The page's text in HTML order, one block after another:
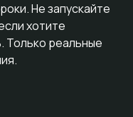
Не запускайте
хотите
Только реальные